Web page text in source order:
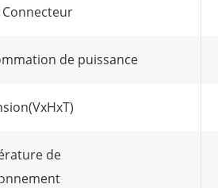
Connecteur
de puissance
de